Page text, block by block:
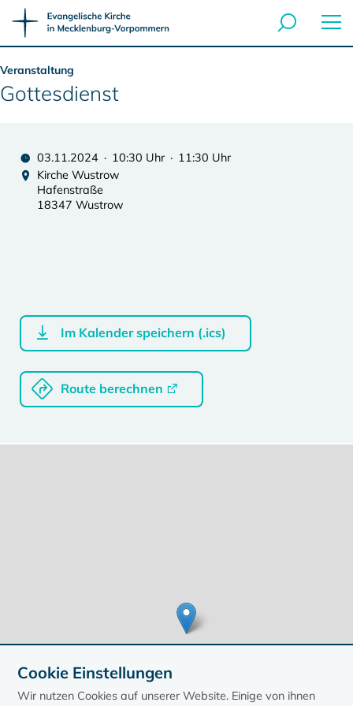
Veranstaltung
Gottesdienst
03.11.2024 · 10:30 Uhr · 11:30 Uhr
Kirche Wustrow
Hafenstraße
18347 Wustrow
Im Kalender speichern (.ics)
Route berechnen
Cookie Einstellungen
Wir nutzen Cookies auf unserer Website. Einige von ihnen